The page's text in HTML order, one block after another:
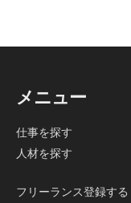
メニュー
仕事を探す
人材を探す
フリーランス登録する